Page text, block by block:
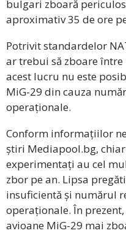
bulgari zboară
aproximativ 35 de ore
Potrivit standardelor
ar trebui să zboare între
acest lucru nu este
MiG-29 din cauza
operaționale.
Conform informațiilor
știri Mediapool.bg,
experimentați au cel
zbor pe an. Lipsa
insuficientă și numărul
operaționale. În
avioane MiG-29 mai